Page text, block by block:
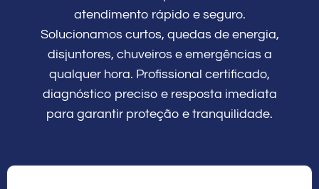
atendimento rápido e seguro.
Solucionamos curtos, quedas de energia,
disjuntores, chuveiros e emergências a
qualquer hora. Profissional certificado,
diagnóstico preciso e resposta imediata
para garantir proteção e tranquilidade.